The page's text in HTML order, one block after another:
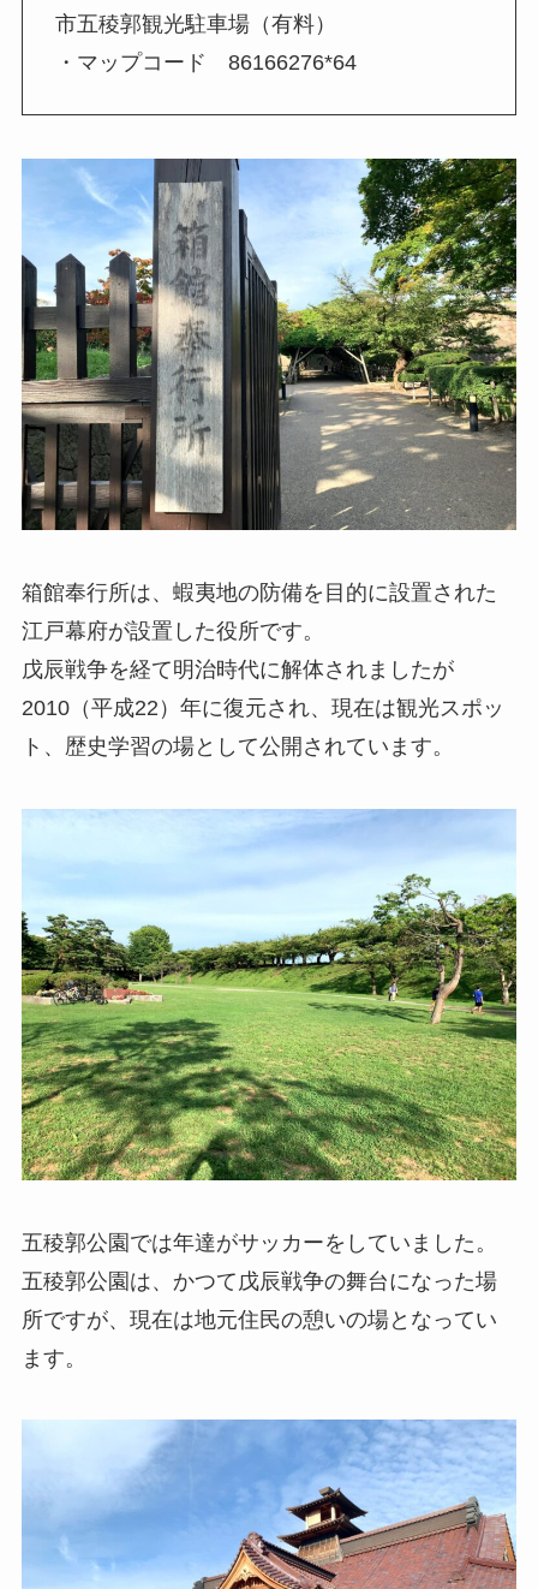
市五稜郭観光駐車場（有料）
・マップコード 86166276*64
箱館奉行所は、蝦夷地の防備を目的に設置された
江戸幕府が設置した役所です。
戊辰戦争を経て明治時代に解体されましたが
2010（平成22）年に復元され、現在は観光スポッ
ト、歴史学習の場として公開されています。
五稜郭公園では年達がサッカーをしていました。
五稜郭公園は、かつて戊辰戦争の舞台になった場
所ですが、現在は地元住民の憩いの場となってい
ます。